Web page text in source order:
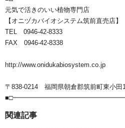
元気で活きのいい植物専門店
【オニヅカバイオシステム筑前直売店】
TEL 0946-42-8333
FAX 0946-42-8338
http://www.onidukabiosystem.co.jp
〒838-0214 福岡県朝倉郡筑前町東小田
関連記事